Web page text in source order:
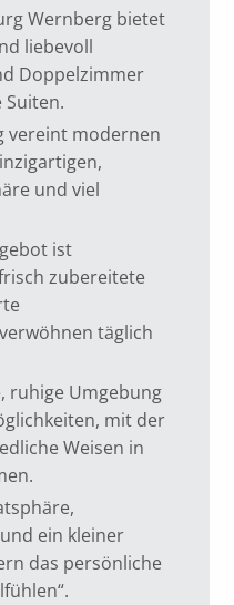
Wernberg bietet
liebevoll
Doppelzimmer
vereint modernen
und viel
ist
zubereitete
täglich
ruhige Umgebung
mit der
Weisen in
ein kleiner
das persönliche